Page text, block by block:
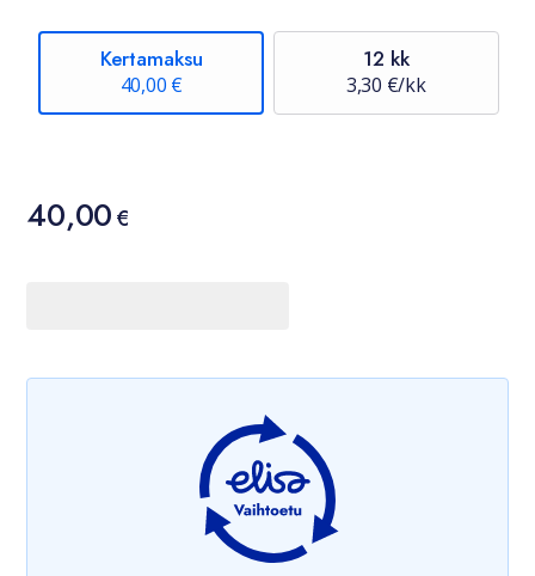
Kertamaksu
40,00 €
12 kk
3,30 €/kk
Hinta
40,00 €
40,00€